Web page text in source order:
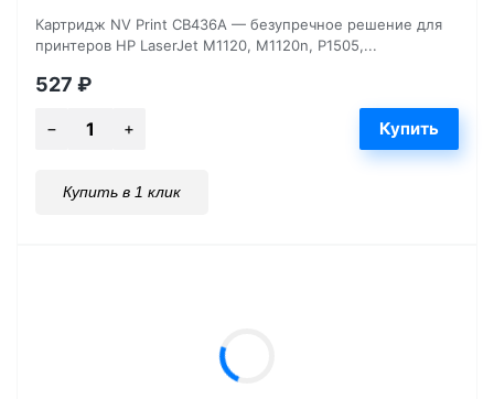
Картридж NV Print CB436A — безупречное решение для
принтеров HP LaserJet M1120, M1120n, P1505,...
527 ₽
Купить в 1 клик